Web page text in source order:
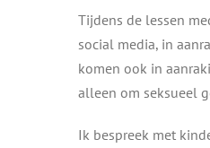
Tijdens de lessen
social media, in
komen ook in
alleen om seksueel
Ik bespreek met